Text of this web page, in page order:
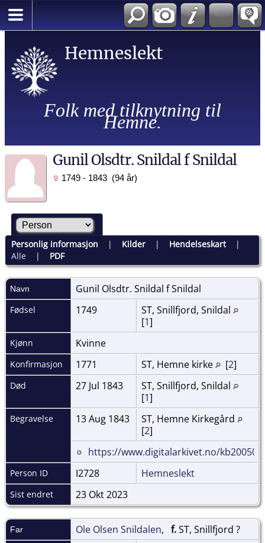
Hemneslekt
Folk med tilknytning til
Hemne.
Gunil Olsdtr. Snildal f Snildal
1749 - 1843 (94 år)
Personlig informasjon | Kilder| Hendelseskart|
Alle| PDF
Navn Gunil Olsdtr. Snildal fSnildal
Fødsel 1749
ST, Snillfjord, Snildal
[1]
Kjønn Kvinne
Konfirmasjon 1771 ST, Hemne kirke [2]
Død 27 Jul 1843
ST, Snillfjord, Snildal
[1]
Begravelse 13 Aug 1843
ST, Hemne Kirkegård
[2]
https://www.digitalarkivet.no/
Person ID I2728 Hemneslekt
Sist endret 23 Okt 2023
Far Ole Olsen Snildalen, f.ST, Snillfjord ?